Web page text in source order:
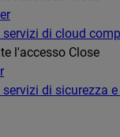
servizi di cloud
l'accesso Close
di sicurezza